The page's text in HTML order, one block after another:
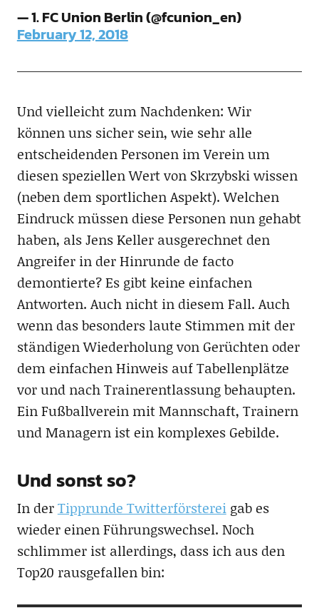
— 1. FC Union Berlin (@fcunion_en)
February 12, 2018
Und vielleicht zum Nachdenken: Wir
können uns sicher sein, wie sehr alle
entscheidenden Personen im Verein um
diesen speziellen Wert von Skrzybski wissen
(neben dem sportlichen Aspekt). Welchen
Eindruck müssen diese Personen nun gehabt
haben, als Jens Keller ausgerechnet den
Angreifer in der Hinrunde de facto
demontierte? Es gibt keine einfachen
Antworten. Auch nicht in diesem Fall. Auch
wenn das besonders laute Stimmen mit der
ständigen Wiederholung von Gerüchten oder
dem einfachen Hinweis auf Tabellenplätze
vor und nach Trainerentlassung behaupten.
Ein Fußballverein mit Mannschaft, Trainern
und Managern ist ein komplexes Gebilde.
Und sonst so?
In derTipprunde Twitterförstereigab es
wieder einen Führungswechsel. Noch
schlimmer ist allerdings, dass ich aus den
Top20 rausgefallen bin: